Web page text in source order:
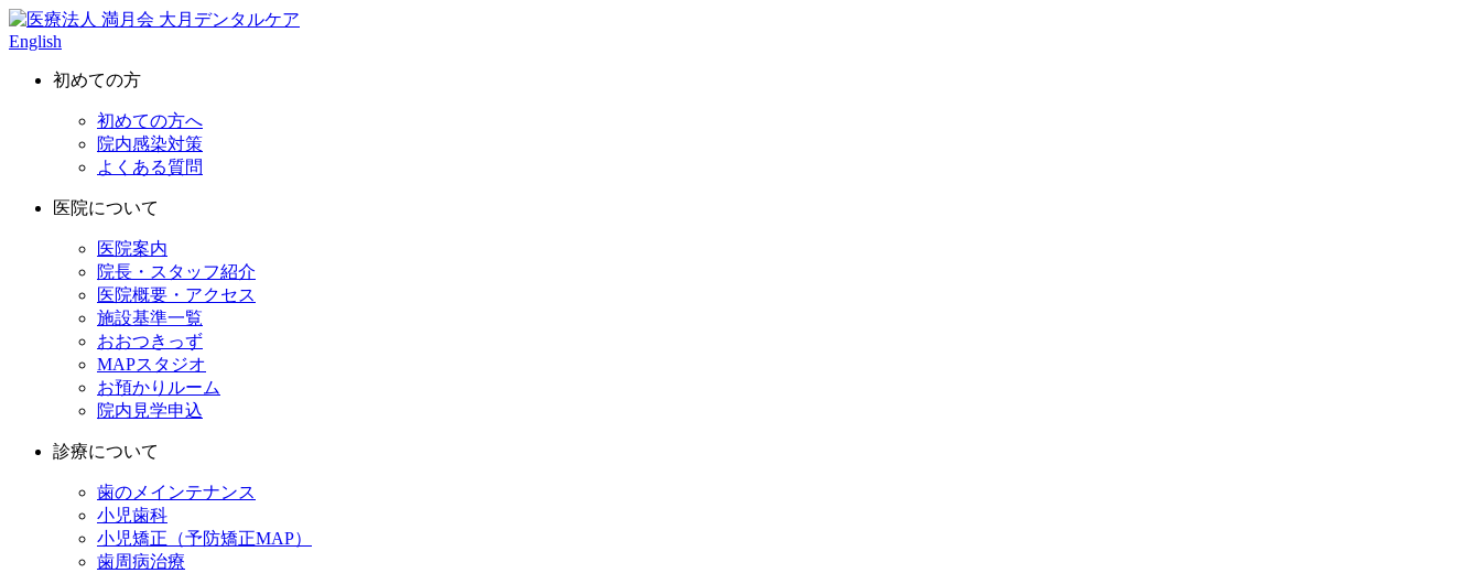
English
初めての方
初めての方へ
院内感染対策
よくある質問
医院について
医院案内
院長・スタッフ紹介
医院概要・アクセス
施設基準一覧
おおつきっず
MAPスタジオ
お預かりルーム
院内見学申込
診療について
歯のメインテナンス
小児歯科
小児矯正（予防矯正MAP）
歯周病治療